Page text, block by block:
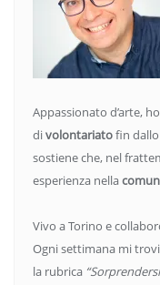
Appassionato d’arte,
divolontariatofin dallo
sostiene che, nel
esperienza nella
Vivo a Torino e
Ogni settimana mi
la rubrica